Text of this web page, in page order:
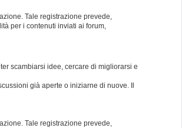
Tale registrazione prevede,
per i contenuti inviati ai forum,
scambiarsi idee, cercare di migliorarsi e
già aperte o iniziarne di nuove. Il
Tale registrazione prevede,